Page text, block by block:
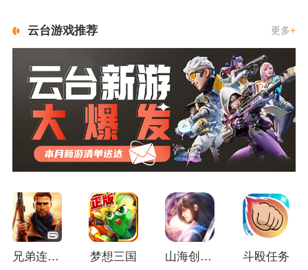
云台游戏推荐 更多+
兄弟连3：战争之子 梦想三国 山海创世录一剑天逆 斗殴任务